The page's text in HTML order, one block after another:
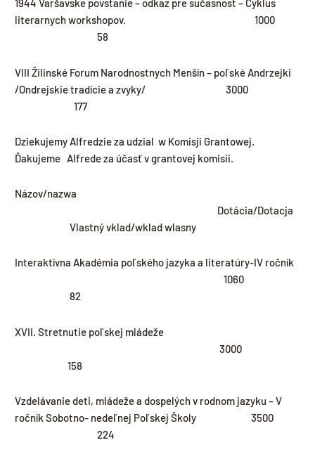
1944 Varšavske povstanie – odkaz pre sučasnost – Cyklus
literarnych workshopov. 1000
58
VIII Žilinské Forum Narodnostnych Menšín – poľské Andrzejki
/Ondrejskie tradície a zvyky/ 3000
177
Dziekujemy Alfredzie za udzial w Komisji Grantowej.
Ďakujeme Alfrede za účasť v grantovej komisii.
Názov/nazwa
Dotácia/Dotacja
Vlastný vklad/wklad wlasny
Interaktívna Akadémia poľského jazyka a literatúry-IV ročník
1060
82
XVII. Stretnutie poľskej mládeže
3000
158
Vzdelávanie deti, mládeže a dospelých v rodnom jazyku – V
ročník Sobotno- nedeľnej Poľskej Školy 3500
224